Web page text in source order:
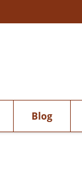
Blog